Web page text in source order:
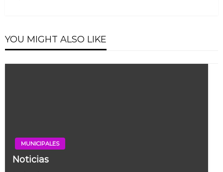
YOU MIGHT ALSO LIKE
MUNICIPALES
Noticias